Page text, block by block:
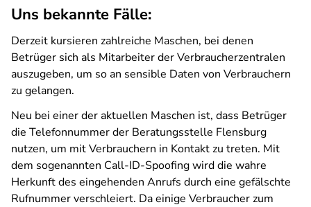
Uns bekannte Fälle:
Derzeit kursieren zahlreiche Maschen, bei denen
Betrüger sich als Mitarbeiter der Verbraucherzentralen
auszugeben, um so an sensible Daten von Verbrauchern
zu gelangen.
Neu bei einer der aktuellen Maschen ist, dass Betrüger
die Telefonnummer der Beratungsstelle Flensburg
nutzen, um mit Verbrauchern in Kontakt zu treten. Mit
dem sogenannten Call-ID-Spoofing wird die wahre
Herkunft des eingehenden Anrufs durch eine gefälschte
Rufnummer verschleiert. Da einige Verbraucher zum